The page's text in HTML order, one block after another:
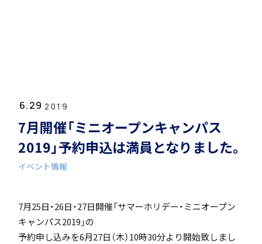
6.29 2019
7月開催「ミニオープンキャンパス
2019」予約申込は満員となりました。
イベント情報
7月25日・26日・27日開催「サマーホリデー・ミニオープン
キャンパス2019」の
予約申し込みを6月27日（木）10時30分より開始致しまし
学校長挨拶